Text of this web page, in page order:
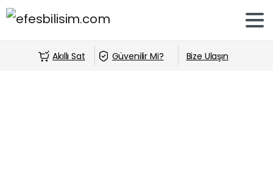
Akıllı Sat Güvenilir Mi? Bize Ulaşın